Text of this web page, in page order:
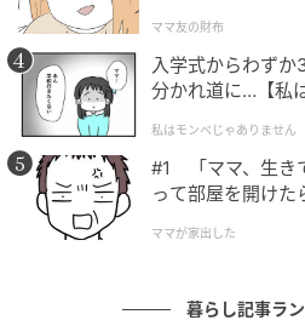
暮らしニスタ
をしっかりホールド。
ママ友の財布
入学式からわず
分かれ道に…【私
私はモンペじゃありません
#1 「ママ、生き
って部屋を開けた
ママが家出した
暮らし記事ラ